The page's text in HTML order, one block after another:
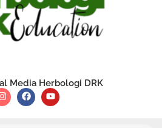
Media Herbologi DRK